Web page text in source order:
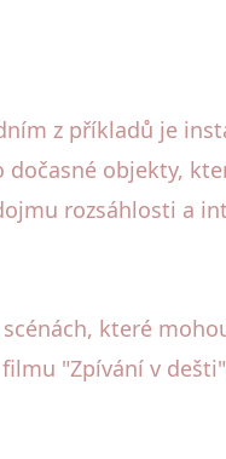
z příkladů je
objekty,
rozsáhlosti a
které
"Zpívání v